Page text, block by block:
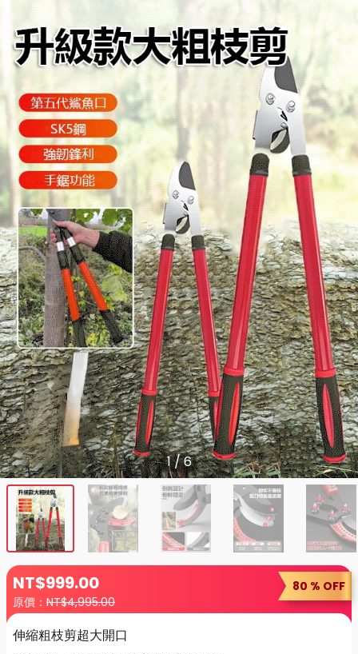
1/6
NT$999.00
原價： NT$4,995.00
80 % OFF
伸縮粗枝剪超大開口